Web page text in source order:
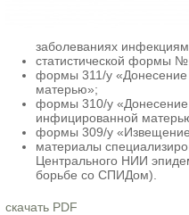
заболеваниях
статистической формы
формы 311/у «Донесение
матерью»;
формы 310/у «Донесение
инфицированной
формы 309/у
материалы
Центрального НИИ
борьбе со СПИДом).
скачать PDF